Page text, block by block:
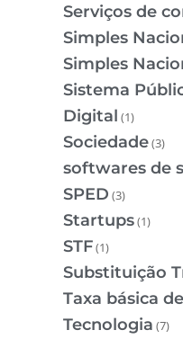
Serviços de
Simples
Simples
Sistema
Digital (1)
Sociedade(3)
softwares de
SPED (3)
Startups(1)
STF(1)
Substituição
Taxa básica
Tecnologia (7)